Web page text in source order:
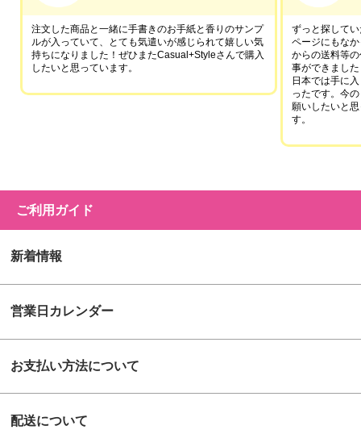
注文した商品と一緒に手書きのお手紙と香りのサンプ
ルが入っていて、とても気遣いが感じられて嬉しい気
持ちになりました！ぜひまたCasual+Styleさんで購入
したいと思っています。
ずっと探して
ページにもな
からの送料等
事ができました
日本では手に
ったです。今
願いしたいと
す。
ご利用ガイド
新着情報
営業日カレンダー
お支払い方法について
配送について